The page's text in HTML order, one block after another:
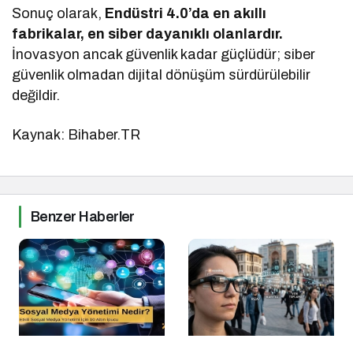
Sonuç olarak, Endüstri 4.0’da en akıllı
fabrikalar, en siber dayanıklı olanlardır.
İnovasyon ancak güvenlik kadar güçlüdür; siber
güvenlik olmadan dijital dönüşüm sürdürülebilir
değildir.
Kaynak: Bihaber.TR
Benzer Haberler